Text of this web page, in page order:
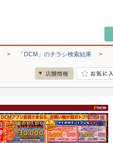
> 「DCM」のチラシ検索結果 >